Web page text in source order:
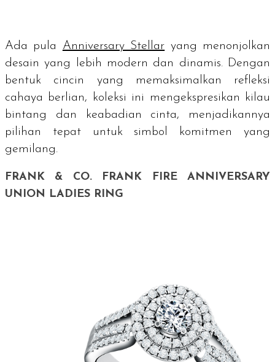
Ada pula Anniversary Stellar yang menonjolkan
desain yang lebih modern dan dinamis. Dengan
bentuk cincin yang memaksimalkan refleksi
cahaya berlian, koleksi ini mengekspresikan kilau
bintang dan keabadian cinta, menjadikannya
pilihan tepat untuk simbol komitmen yang
gemilang.
FRANK & CO. FRANK FIRE ANNIVERSARY
UNION LADIES RING